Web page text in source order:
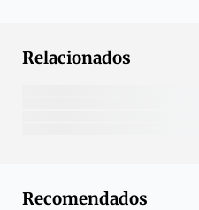
Relacionados
Recomendados